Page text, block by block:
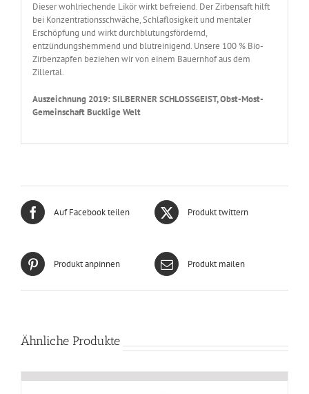
Dieser wohlriechende Likör wirkt befreiend. Der Zirbensaft hilft
bei Konzentrationsschwäche, Schlaflosigkeit und mentaler
Erschöpfung und wirkt durchblutungsfördernd,
entzündungshemmend und blutreinigend. Unsere 100 % Bio-
Zirbenzapfen beziehen wir von einem Bauernhof aus dem
Zillertal.
Auszeichnung 2019: SILBERNER SCHLOSSGEIST, Obst-Most-
Gemeinschaft Bucklige Welt
Auf Facebook teilen Produkt twittern
Produkt anpinnen Produkt mailen
Ähnliche Produkte